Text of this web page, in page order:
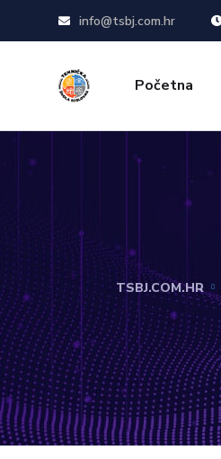
info@tsbj.com.hr
Početna
TSBJ.COM.HR